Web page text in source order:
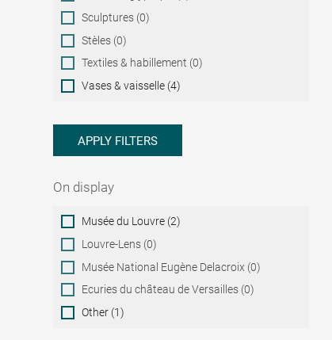
Sculptures (0)
Stèles (0)
Textiles & habillement (0)
Vases & vaisselle (4)
APPLY FILTERS
On display
On
display
Musée du Louvre (2)
Louvre-Lens (0)
Musée National Eugène Delacroix (0)
Ecuries du château de Versailles (0)
Other (1)